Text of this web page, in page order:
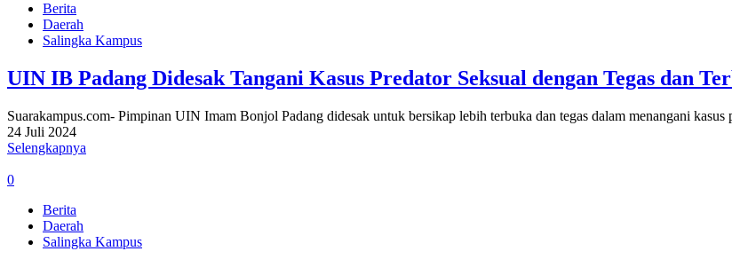
Berita
Daerah
Salingka Kampus
UIN IB Padang Didesak Tangani Kasus Predator Seksual dengan Tegas dan
Suarakampus.com- Pimpinan UIN Imam Bonjol Padang didesak untuk bersikap lebih terbuka dan tegas dalam menangani
24 Juli 2024
Selengkapnya
0
Berita
Daerah
Salingka Kampus